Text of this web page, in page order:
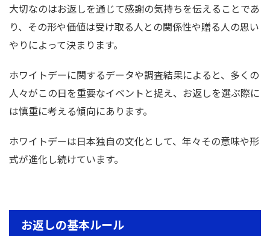
大切なのはお返しを通じて感謝の気持ちを伝えることであ
り、その形や価値は受け取る人との関係性や贈る人の思い
やりによって決まります。
ホワイトデーに関するデータや調査結果によると、多くの
人々がこの日を重要なイベントと捉え、お返しを選ぶ際に
は慎重に考える傾向にあります。
ホワイトデーは日本独自の文化として、年々その意味や形
式が進化し続けています。
お返しの基本ルール